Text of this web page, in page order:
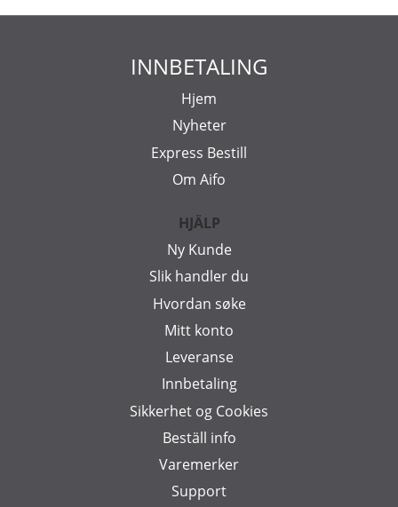
INNBETALING
Hjem
Nyheter
Express Bestill
Om Aifo
HJÄLP
Ny Kunde
Slik handler du
Hvordan søke
Mitt konto
Leveranse
Innbetaling
Sikkerhet og Cookies
Beställ info
Varemerker
Support